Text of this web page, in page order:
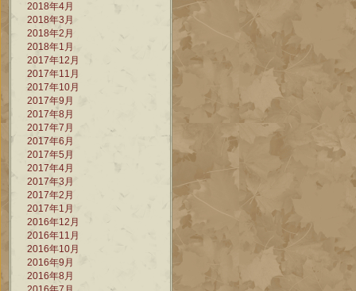
2018年4月
2018年3月
2018年2月
2018年1月
2017年12月
2017年11月
2017年10月
2017年9月
2017年8月
2017年7月
2017年6月
2017年5月
2017年4月
2017年3月
2017年2月
2017年1月
2016年12月
2016年11月
2016年10月
2016年9月
2016年8月